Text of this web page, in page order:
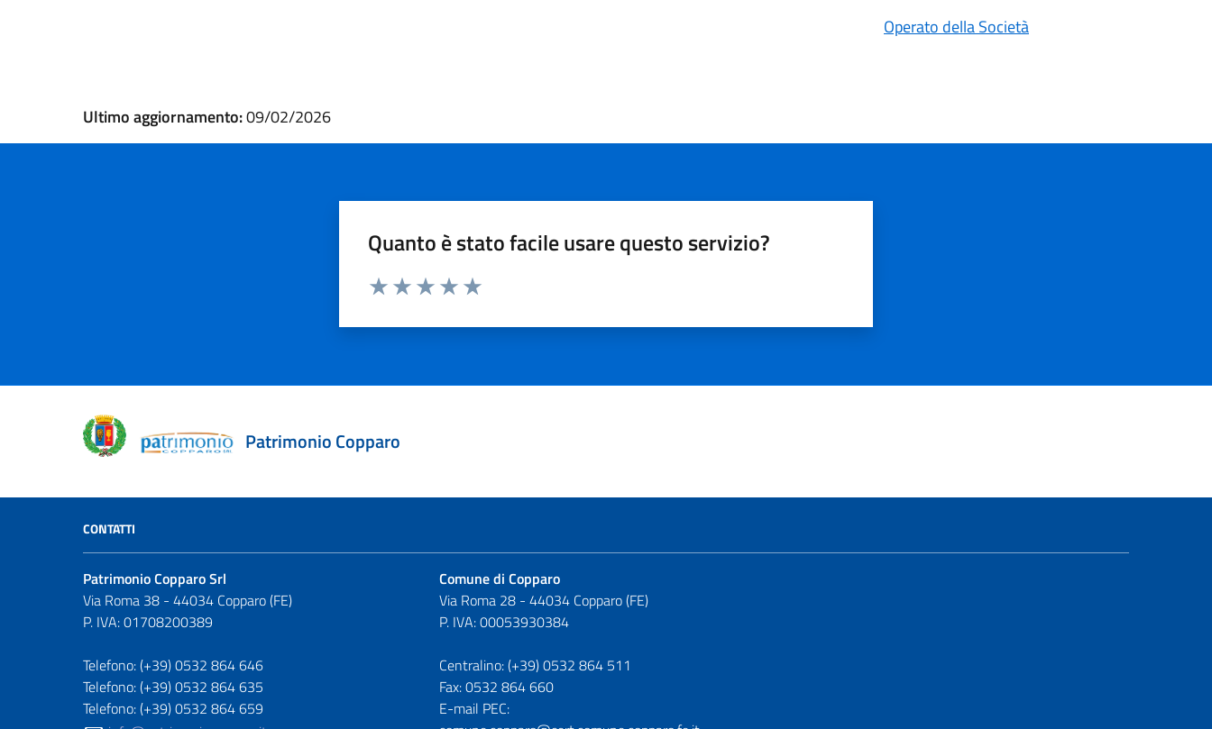
Operato della Società
Ultimo aggiornamento:09/02/2026
Quanto è stato facile usare questo servizio?
Valuta da 1 a 5 stelle la pagina
Patrimonio Copparo
CONTATTI
Patrimonio Copparo Srl
Via Roma 38 - 44034 Copparo (FE)
P. IVA: 01708200389
Telefono: (+39) 0532 864 646
Telefono: (+39) 0532 864 635
Telefono: (+39) 0532 864 659
Comune di Copparo
Via Roma 28 - 44034 Copparo (FE)
P. IVA: 00053930384
Centralino: (+39) 0532 864 511
Fax: 0532 864 660
E-mail PEC: